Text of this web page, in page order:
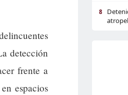
detección
frente a
espacios
8